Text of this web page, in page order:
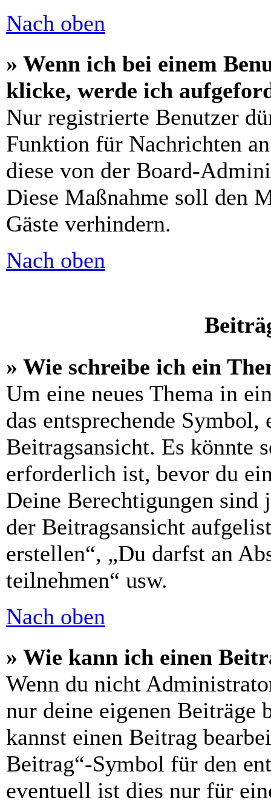
Nach oben
» Wenn ich bei einem
klicke, werde ich
Nur registrierte Benutzer
Funktion für Nachrichten
diese von der Board-
Diese Maßnahme soll den
Gäste verhindern.
Nach oben
» Wie schreibe ich ein
Um eine neues Thema in
das entsprechende
Beitragsansicht. Es könnte
erforderlich ist, bevor du
Deine Berechtigungen sind
der Beitragsansicht
erstellen“, „Du darfst an
teilnehmen“ usw.
Nach oben
» Wie kann ich einen
Wenn du nicht
nur deine eigenen Beiträge
kannst einen Beitrag
Beitrag“-Symbol für den
eventuell ist dies nur für